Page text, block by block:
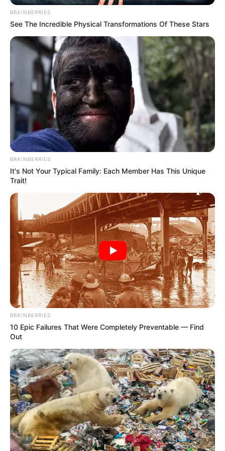
ΣΗΜΑΝΤΙΚΕΣ ΕΙΔΗΣΕΙΣ
Το Τέξας μήνυσε την Pfizer για
εξαπάτηση της Medicaid με
«αναποτελεσματικό φάρμακο»
Το Τέξας μήνυσε την Pfizer για εξαπάτηση της Medicaid με
«αναποτελεσματικό φάρμακο».. Η πολιτεία του Τέξας έχει
κινήσει νομικά μέτρα κατά του κολοσσού της Big...
ΣΗΜΑΝΤΙΚΕΣ ΕΙΔΗΣΕΙΣ
Πρώην στρατεύσιμοι των ΗΠΑ μηνύουν
την κυβέρνηση
Πρώην στρατεύσιμοι των ΗΠΑ μηνύουν την κυβέρνηση για
απώλεια μισθών και επιδομάτων λόγω της εντολής της
κυβέρνησης Μπάιντεν για στρατιωτικό εμβόλιο…
Τιμωρήθηκαν για την άρνηση...
BRAINBERRIES
See The Incredible Physical Transformations Of These Stars
BRAINBERRIES
It's Not Your Typical Family: Each Member Has This Unique
Trait!
BRAINBERRIES
10 Epic Failures That Were Completely Preventable — Find
Out